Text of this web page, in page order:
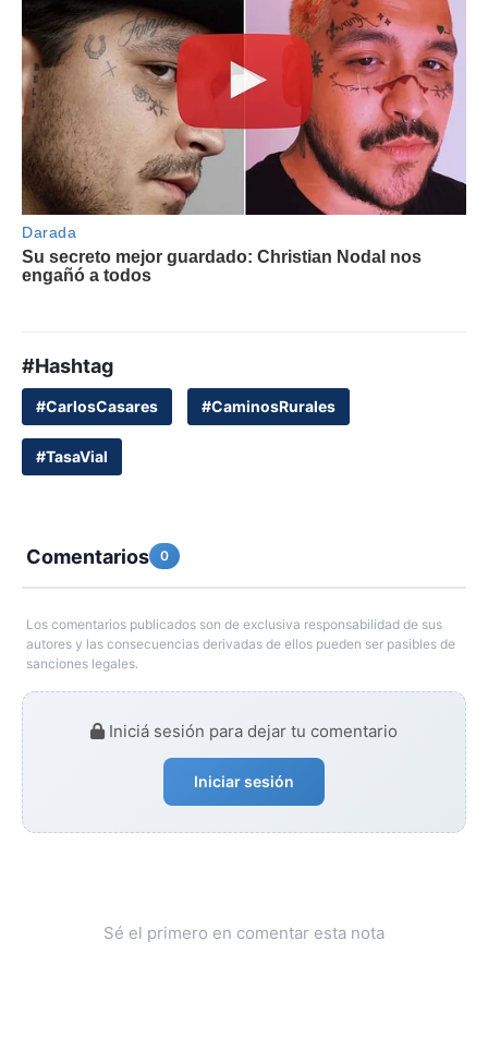
#Hashtag
#CarlosCasares #CaminosRurales
#TasaVial
Comentarios 0
Los comentarios publicados son de exclusiva responsabilidad de sus
autores y las consecuencias derivadas de ellos pueden ser pasibles de
sanciones legales.
Iniciá sesión para dejar tu comentario
Iniciar sesión
Sé el primero en comentar esta nota